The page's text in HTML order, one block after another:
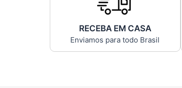
RECEBA EM CASA
Enviamos para todo Brasil